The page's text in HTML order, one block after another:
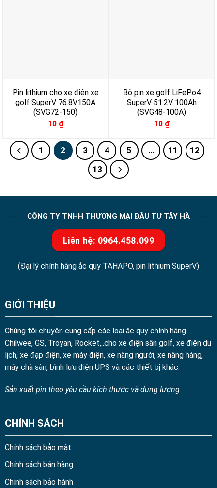
Pin lithium cho xe điện xe
golf SuperV 76.8V150A
(SVG72-150)
10 ₫
Bộ pin xe golf LiFePo4
SuperV 51.2V 100Ah
(SVG48-100A)
10 ₫
1 2 3 4 5 … 11
12
13
CÔNG TY TNHH THƯƠNG MẠI ĐẦU TƯ TÂY HÀ
Liên hệ: 0964.458.099
(Đại lý chính hãng ắc quy TAHAPO, pin lithium SuperV)
GIỚI THIỆU
Chúng tôi chuyên cung cấp các loại ắc quy chính hãng
Chilwee, GS, Troyan, Rocket,..cho xe điện sân golf, xe điện du
lịch, xe đạp điện, xe máy điện, xe nâng người, xe nâng hàng,
máy chà sàn, bình lưu điện UPS và các thiết bị khác.
Sản xuất pin theo yêu cầu kích thước và dung lượng
CHÍNH SÁCH
Chính sách bảo mật
Chính sách bán hàng
Chính sách bảo hành